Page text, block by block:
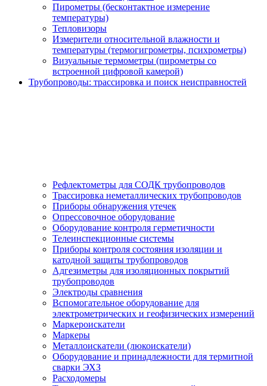
Пирометры (бесконтактное измерение
температуры)
Тепловизоры
Измерители относительной влажности и
температуры (термогигрометры, психрометры)
Визуальные термометры (пирометры со
встроенной цифровой камерой)
Трубопроводы: трассировка и поиск неисправностей
Рефлектометры для СОДК трубопроводов
Трассировка неметаллических трубопроводов
Приборы обнаружения утечек
Опрессовочное оборудование
Оборудование контроля герметичности
Телеинспекционные системы
Приборы контроля состояния изоляции и
катодной защиты трубопроводов
Адгезиметры для изоляционных покрытий
трубопроводов
Электроды сравнения
Вспомогательное оборудование для
электрометрических и геофизических измерений
Маркероискатели
Маркеры
Металлоискатели (люкоискатели)
Оборудование и принадлежности для термитной
сварки ЭХЗ
Расходомеры